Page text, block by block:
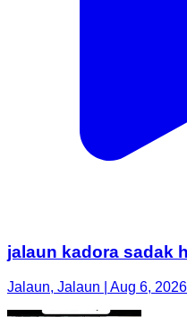
jalaun kadora sadak
Jalaun, Jalaun | Aug 6, 2026